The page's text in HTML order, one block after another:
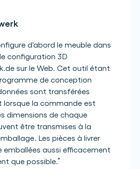
d'abord le meuble dans
configuration 3D
sur le Web. Cet outil étant
de conception
sont transférées
lorsque la commande est
dimensions de chaque
être transmises à la
Les pièces à livrer
emballées aussi efficacement
que possible.”